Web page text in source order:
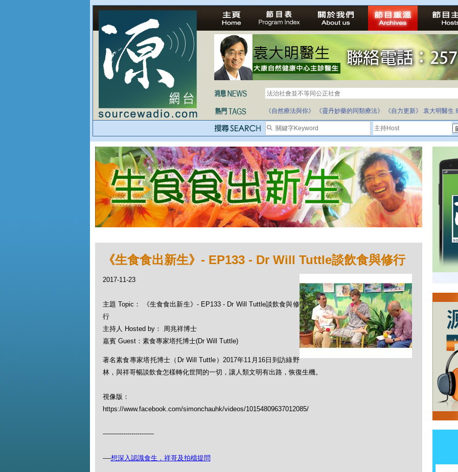
法治社會並不等同公正社會
自家教育合法化-推動多元化教育，全民學卷制
《自然療法與你》
《靈丹妙藥的同類療法》 《自力更新》 袁大明醫生
《生食食出新生》- EP133 - Dr Will Tuttle談飲食與修行
2017-11-23
主題 Topic： 《生食食出新生》- EP133 - Dr Will Tuttle談飲食與修
行
主持人 Hosted by： 周兆祥博士
嘉賓 Guest：素食專家塔托博士(Dr Will Tuttle)
著名素食專家塔托博士（Dr Will Tuttle）2017年11月16日到訪綠野
林，與祥哥暢談飲食怎樣轉化世間的一切，讓人類文明有出路，恢復生機。
視像版：
https://www.facebook.com/simonchauhk/videos/10154809637012085/
-------------------------
----想深入認識食生，祥哥及拍檔提問